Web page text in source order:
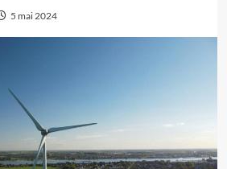
5 mai 2024